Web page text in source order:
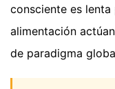
consciente es
alimentación
de paradigma